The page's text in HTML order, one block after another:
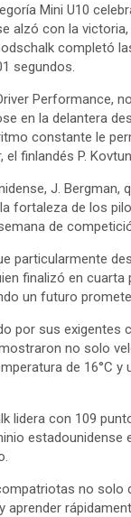
Mini U10
alzó con la
completó
segundos.
Performance,
en la delantera
constante le
finlandés P.
J. Bergman,
fortaleza de los
de
particularmente
finalizó en
un futuro
por sus
no solo
de 16°C
lidera con 109
no
aprender